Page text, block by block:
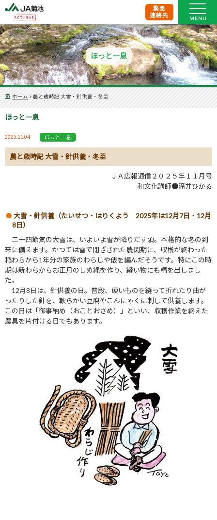
緊急
連絡先
ほっと一息
ホーム > 農と歳時記 大雪・針供養・冬至
ほっと一息
2025.11.04 ほっと一息
農と歳時記 大雪・針供養・冬至
ＪＡ広報通信２０２５年１１月号
和文化講師●滝井ひかる
大雪・針供養（たいせつ・はりくよう 2025年は12月7日・12月
8日）
二十四節気の大雪は、いよいよ雪が降りだす頃。本格的な冬の到
来に備えます。かつては雪で閉ざされた農閑期に、収穫が終わった
稲わらから1年分の家族のわらじや俵を編んだそうです。特にこの時
期は新わらからお正月のしめ縄を作り、縫い物にも精を出しまし
た。
12月8日は、針供養の日。普段、硬いものを縫って折れたり曲が
ったりした針を、軟らかい豆腐やこんにゃくに刺して供養します。
この日は「御事納め（おことおさめ）」といい、収穫作業を終えた
農具を片付ける日でもあります。